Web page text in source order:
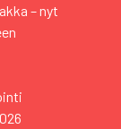
– nyt